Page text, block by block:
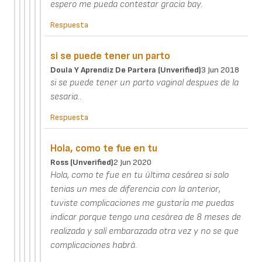
espero me pueda contestar gracia bay.
Respuesta
si se puede tener un parto
Doula Y Aprendiz De Partera (unverified)3 Jun 2018
si se puede tener un parto vaginal despues de la
sesaria..
Respuesta
Hola, como te fue en tu
Ross (unverified)2 Jun 2020
Hola, como te fue en tu última cesárea si solo
tenias un mes de diferencia con la anterior,
tuviste complicaciones me gustaría me puedas
indicar porque tengo una cesárea de 8 meses de
realizada y salí embarazada otra vez y no se que
complicaciones habrá.